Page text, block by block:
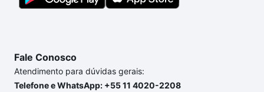
Fale Conosco
Atendimento para dúvidas gerais:
Telefone e WhatsApp: +55 11 4020-2208